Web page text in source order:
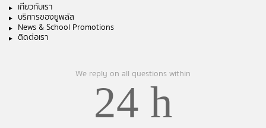
เกี่ยวกับเรา
บริการของยูพลัส
News & School Promotions
ติดต่อเรา
We reply on all questions within
24 h